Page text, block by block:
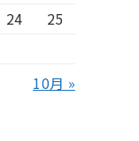
24
25
10月 »